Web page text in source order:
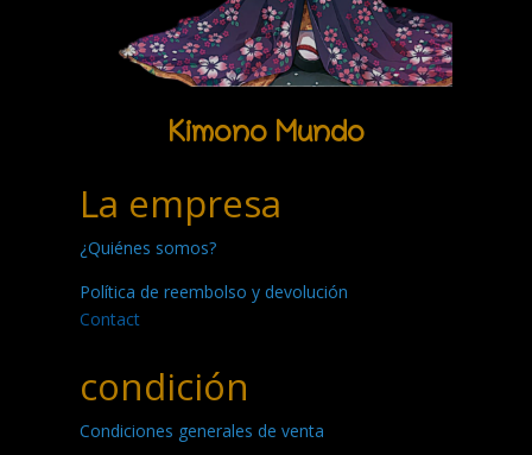
Kimono Mundo
La empresa
¿Quiénes somos?
Política de reembolso y devolución
Contact
condición
Condiciones generales de venta